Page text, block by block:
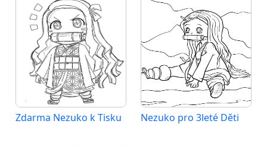
Zdarma Nezuko k Tisku Nezuko pro 3leté Děti